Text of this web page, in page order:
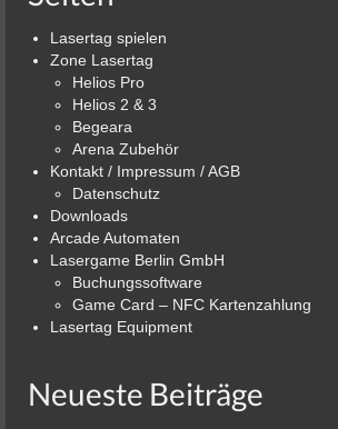
Lasertag spielen
Zone Lasertag
Helios Pro
Helios 2 & 3
Begeara
Arena Zubehör
Kontakt / Impressum / AGB
Datenschutz
Downloads
Arcade Automaten
Lasergame Berlin GmbH
Buchungssoftware
Game Card – NFC Kartenzahlung
Lasertag Equipment
Neueste Beiträge